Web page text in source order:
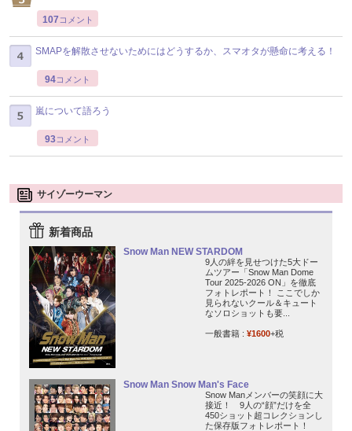
107 コメント
SMAPを解散させないためにはどうするか、スマオタが懸命に考える！
94コメント
嵐について語ろう
93コメント
サイゾーウーマン
新着商品
Snow Man NEW STARDOM
9人の絆を見せつけた5大ドー
ムツアー「Snow Man Dome
Tour 2025-2026 ON」を徹底
フォトレポート！ ここでしか
見られないクール＆キュート
なソロショットも要...
一般書籍 : ¥1600+税
Snow Man Snow Man's Face
Snow Manメンバーの笑顔に大
接近！ 9人の“顔”だけを全
450ショット超コレクションし
た保存版フォトレポート！